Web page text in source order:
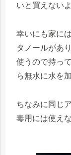
いと買えない
幸いにも家に
タノールがあ
使うので持っ
ら無水に水を
ちなみに同じ
毒用には使え